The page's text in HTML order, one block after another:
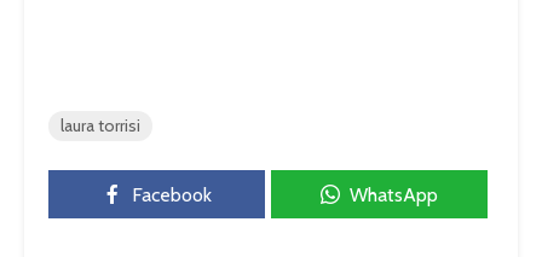
laura torrisi
Facebook WhatsApp